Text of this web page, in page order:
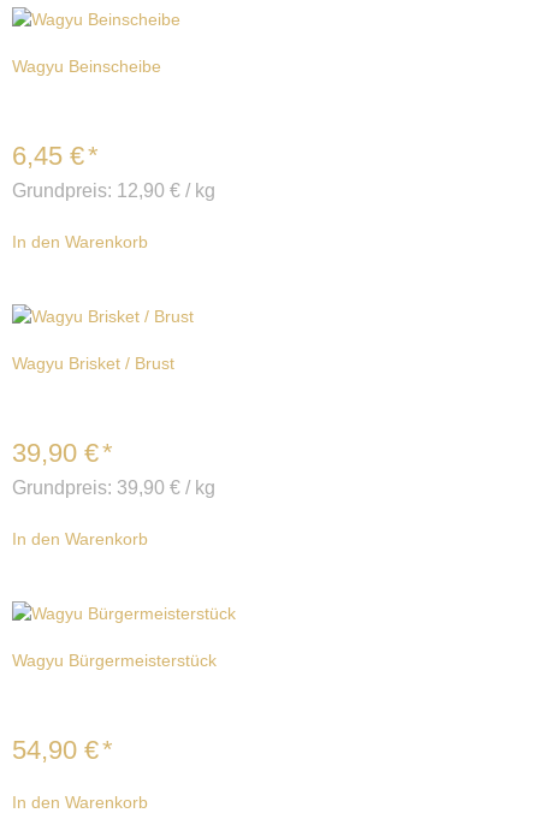
Wagyu Beinscheibe
6,45 €*
Grundpreis: 12,90 € / kg
In den Warenkorb
Wagyu Brisket / Brust
39,90 €*
Grundpreis: 39,90 € / kg
In den Warenkorb
Wagyu Bürgermeisterstück
54,90 €*
In den Warenkorb